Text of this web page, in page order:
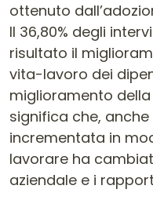
ottenuto
Il 36,80% degli
risultato il
vita-lavoro dei
miglioramento
significa che,
incrementata in
lavorare ha
aziendale e i